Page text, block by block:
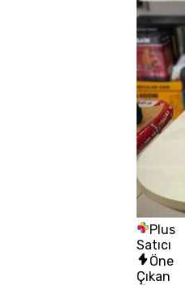
Plus
Satıcı
Öne
Çıkan